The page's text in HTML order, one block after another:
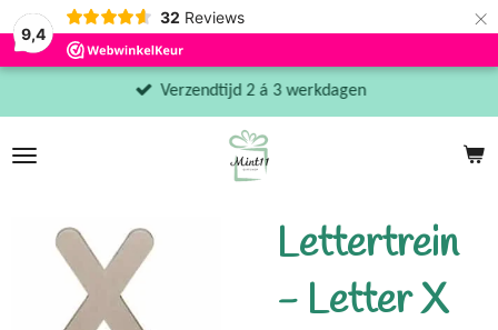
9,4
32 Reviews ×
Verzendtijd 2 á 3 werkdagen
Lettertrein
- Letter X